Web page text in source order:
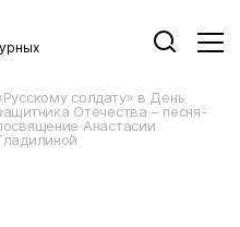
солдату» в День
Отечества – песня-
Анастасии